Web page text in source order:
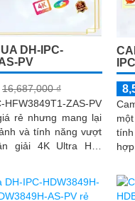
DH-IPC-
PV
16,687,000 ₫
ZAS-PV
rẻ nhưng mang lại
và tính năng vượt
giờ hết
tính